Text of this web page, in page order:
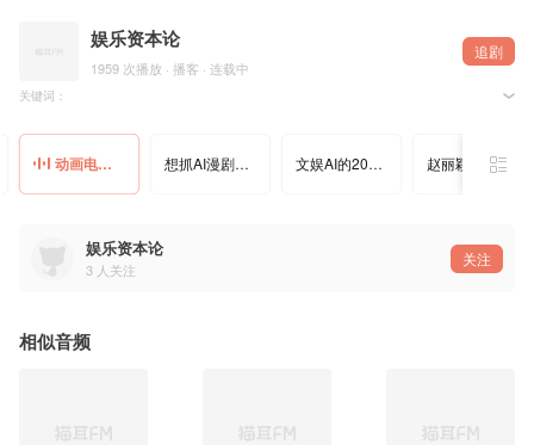
娱乐资本论
1959 次播放 · 播客 · 连载中
追剧
关键词：
本期主要内容：
00:00 2023年动画电影票房大爆发，行业迎来黄金时代
01:40 动画产业过冬与周边市场升温
03:37 2025年AI漫剧爆发，技术革新引领动漫产业新时代
动画电影VS AI漫剧，产业范式转换进行时 想抓AI漫剧风口的年轻人，沦为培训班的韭菜 文娱AI的2025：一半是海水，一半是火焰 赵丽颖谭松韵救不了仙偶“拼好剧”
娱乐资本论
3 人关注
关注
相似音频